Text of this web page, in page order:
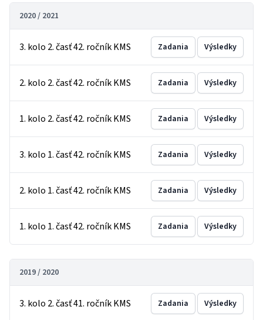
2020 / 2021
3. kolo 2. časť 42. ročník KMS Zadania Výsledky
2. kolo 2. časť 42. ročník KMS Zadania Výsledky
1. kolo 2. časť 42. ročník KMS Zadania Výsledky
3. kolo 1. časť 42. ročník KMS Zadania Výsledky
2. kolo 1. časť 42. ročník KMS Zadania Výsledky
1. kolo 1. časť 42. ročník KMS Zadania Výsledky
2019 / 2020
3. kolo 2. časť 41. ročník KMS Zadania Výsledky